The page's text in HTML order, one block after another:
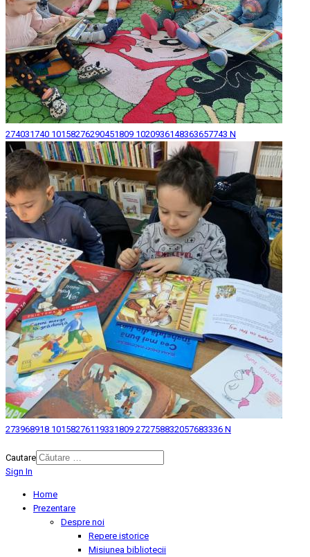
274031740 10158276290451809 1020936148363657743 N
273968918 10158276119331809 272758832057683336 N
Cautare
Sign In
Home
Prezentare
Despre noi
Repere istorice
Misiunea bibliotecii